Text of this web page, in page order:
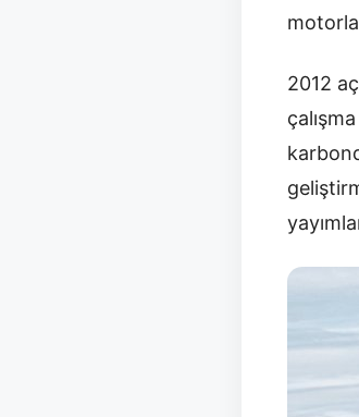
2012